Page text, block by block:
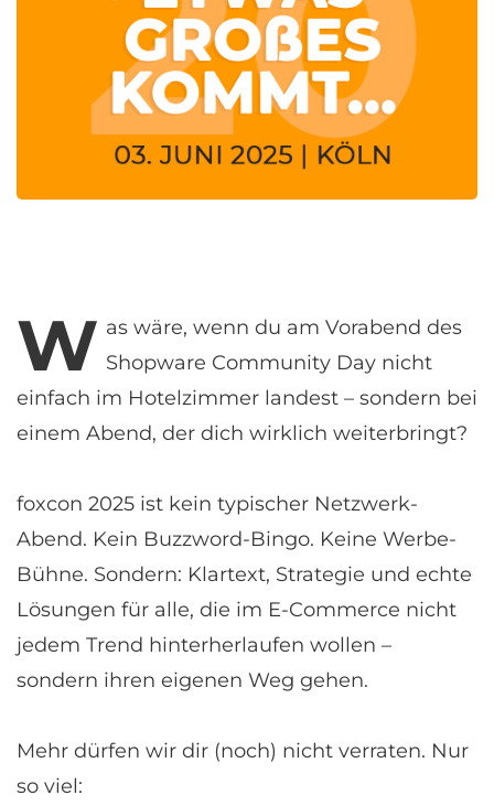
W as wäre, wenn du am Vorabend des
Shopware Community Day nicht
einfach im Hotelzimmer landest – sondern bei
einem Abend, der dich wirklich weiterbringt?
foxcon 2025 ist kein typischer Netzwerk-
Abend. Kein Buzzword-Bingo. Keine Werbe-
Bühne. Sondern: Klartext, Strategie und echte
Lösungen für alle, die im E-Commerce nicht
jedem Trend hinterherlaufen wollen –
sondern ihren eigenen Weg gehen.
Mehr dürfen wir dir (noch) nicht verraten. Nur
so viel: